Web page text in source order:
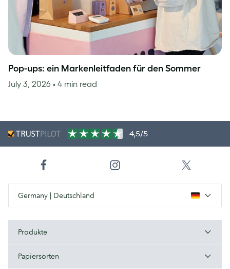
Pop-ups: ein Markenleitfaden für den Sommer
July 3, 2026 • 4 min read
4,5/5
Germany | Deutschland
Produkte
Papiersorten